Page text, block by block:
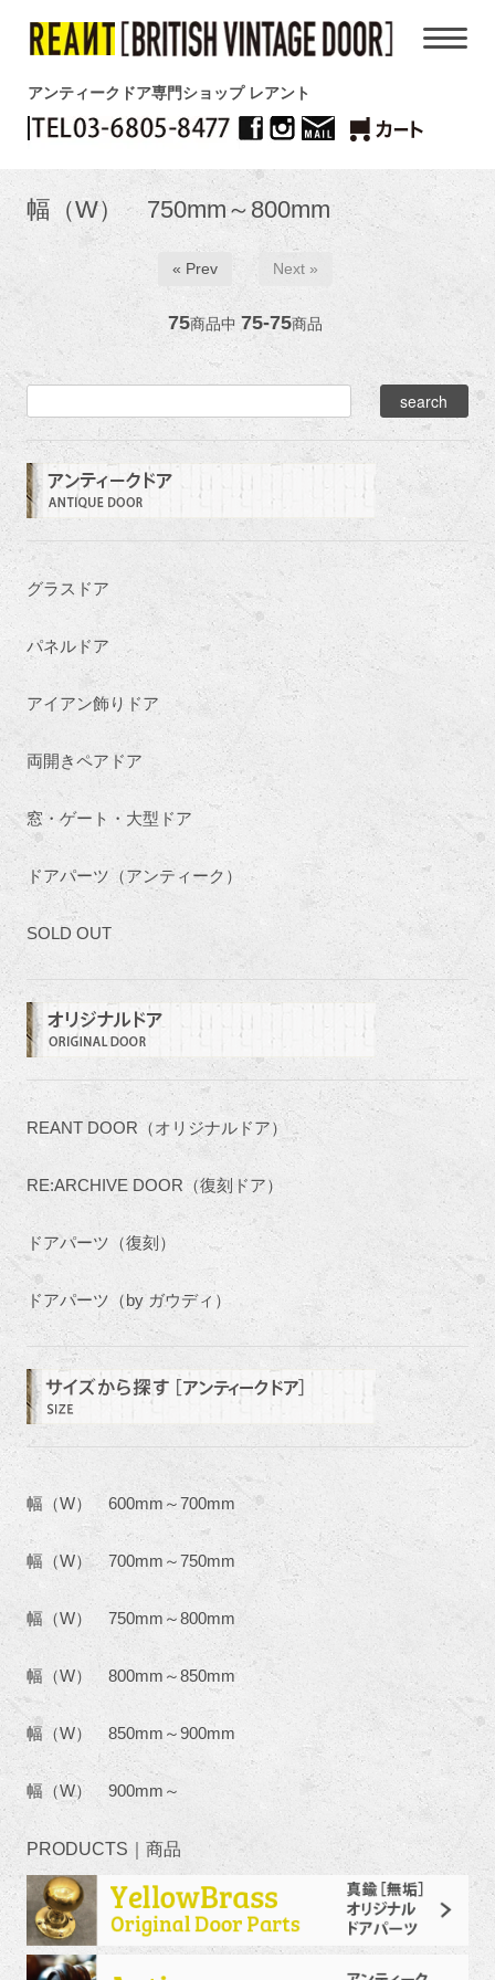
アンティークドア専門ショップ レアント
幅（W） 750mm～800mm
« Prev Next »
75商品中 75-75商品
グラスドア
パネルドア
アイアン飾りドア
両開きペアドア
窓・ゲート・大型ドア
ドアパーツ（アンティーク）
SOLD OUT
REANT DOOR（オリジナルドア）
RE:ARCHIVE DOOR（復刻ドア）
ドアパーツ（復刻）
ドアパーツ（by ガウディ）
幅（W） 600mm～700mm
幅（W） 700mm～750mm
幅（W） 750mm～800mm
幅（W） 800mm～850mm
幅（W） 850mm～900mm
幅（W） 900mm～
PRODUCTS｜商品